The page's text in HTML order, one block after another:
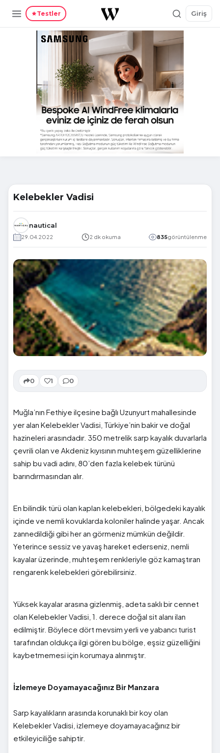
Testler Giriş
Kelebekler Vadisi
nautical
29.04.2022 2 dk okuma 835görüntülenme
0 1 0
Muğla’nın Fethiye ilçesine bağlı Uzunyurt mahallesinde
yer alan Kelebekler Vadisi, Türkiye’nin bakir ve doğal
hazineleri arasındadır. 350 metrelik sarp kayalık duvarlarla
çevrili olan ve Akdeniz kıyısının muhteşem güzelliklerine
sahip bu vadi adını, 80’den fazla kelebek türünü
barındırmasından alır.
En bilindik türü olan kaplan kelebekleri, bölgedeki kayalık
içinde ve nemli kovuklarda koloniler halinde yaşar. Ancak
zannedildiği gibi her an görmeniz mümkün değildir.
Yeterince sessiz ve yavaş hareket ederseniz, nemli
kayalar üzerinde, muhteşem renkleriyle göz kamaştıran
rengarenk kelebekleri görebilirsiniz.
Yüksek kayalar arasına gizlenmiş, adeta saklı bir cennet
olan Kelebekler Vadisi, 1. derece doğal sit alanı ilan
edilmiştir. Böylece dört mevsim yerli ve yabancı turist
tarafından oldukça ilgi gören bu bölge, eşsiz güzelliğini
kaybetmemesi için korumaya alınmıştır.
İzlemeye Doyamayacağınız Bir Manzara
Sarp kayalıkların arasında korunaklı bir koy olan
Kelebekler Vadisi, izlemeye doyamayacağınız bir
etkileyiciliğe sahiptir.